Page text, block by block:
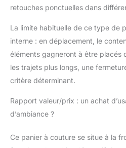
retouches ponctuelles dans
La limite habituelle de ce type de
interne : en déplacement, le
éléments gagneront à être placés
les trajets plus longs, une
critère déterminant.
Rapport valeur/prix : un achat
d’ambiance ?
Ce panier à couture se situe à la